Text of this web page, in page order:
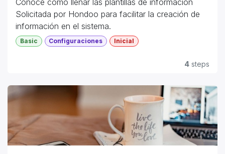
Conoce como llenar las plantillas de información
Solicitada por Hondoo para facilitar la creación de
información en el sistema.
la información completa desde el inicio, pero, eso
cuando ya estas utilizando la plataforma.
#Hondoo
Basic Configuraciones Inicial
4 steps